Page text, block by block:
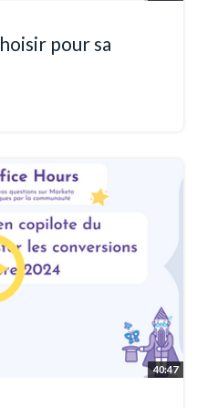
pour sa
40:47